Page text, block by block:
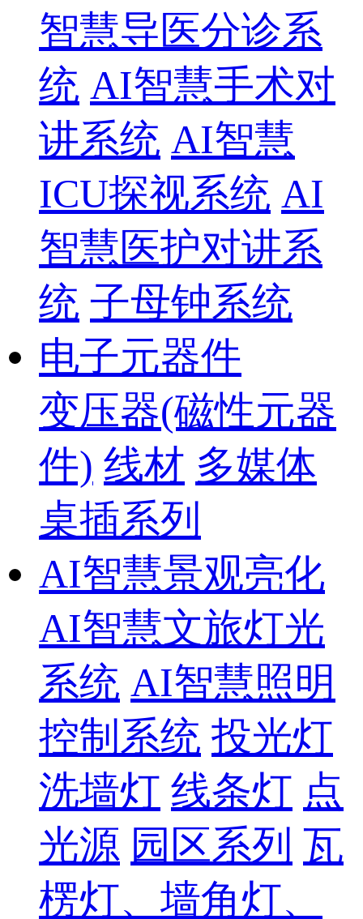
智慧导医分诊系
统 AI智慧手术对
讲系统 AI智慧
ICU探视系统 AI
智慧医护对讲系
统 子母钟系统
电子元器件
变压器(磁性元器
件) 线材 多媒体
桌插系列
AI智慧景观亮化
AI智慧文旅灯光
系统 AI智慧照明
控制系统 投光灯
洗墙灯 线条灯 点
光源 园区系列 瓦
楞灯、墙角灯、